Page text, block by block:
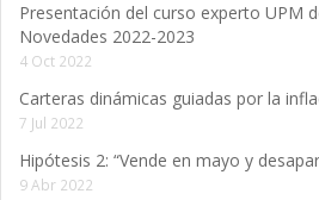
Presentación del curso experto UPM
Novedades 2022-2023
4 Oct 2022
Carteras dinámicas guiadas por la
7 Jul 2022
Hipótesis 2: “Vende en mayo y
9 Abr 2022